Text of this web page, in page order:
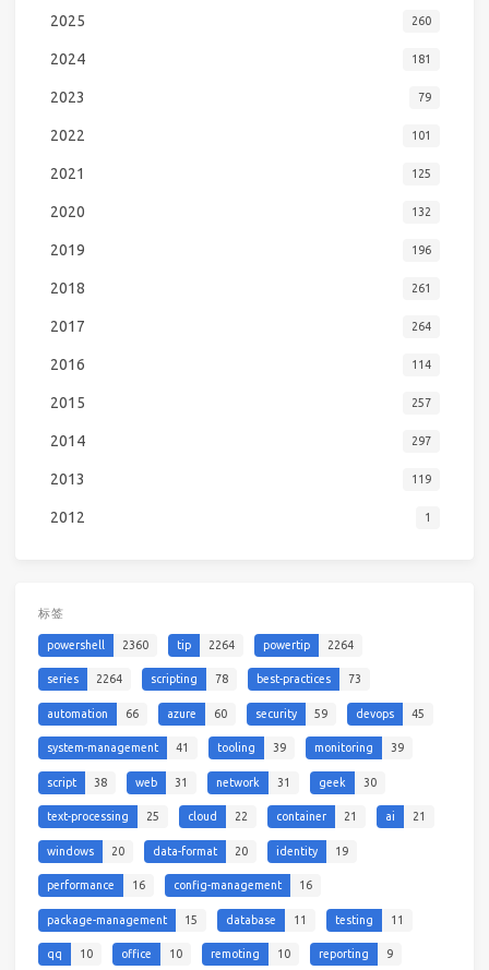
2025 260
2024 181
2023 79
2022 101
2021 125
2020 132
2019 196
2018 261
2017 264
2016 114
2015 257
2014 297
2013 119
2012 1
标签
powershell 2360 tip 2264 powertip 2264
series 2264 scripting 78 best-practices 73
automation 66 azure 60 security 59 devops 45
system-management 41 tooling 39 monitoring 39
script 38 web 31 network 31 geek 30
text-processing 25 cloud 22 container 21 ai 21
windows 20 data-format 20 identity 19
performance 16 config-management 16
package-management 15 database 11 testing 11
qq 10 office 10 remoting 10 reporting 9